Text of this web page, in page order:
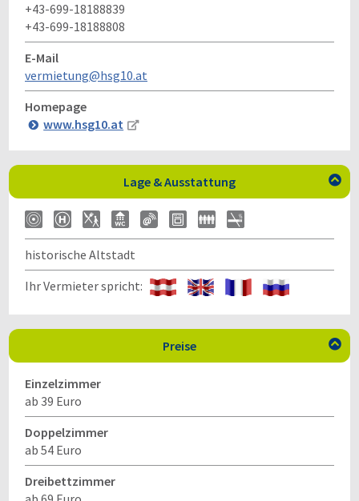
+43-699-18188839
+43-699-18188808
E-Mail
vermietung@hsg10.at
Homepage
www.hsg10.at
Lage & Ausstattung 
historische Altstadt
Ihr Vermieter spricht:
Preise 
Einzelzimmer
ab 39 Euro
Doppelzimmer
ab 54 Euro
Dreibettzimmer